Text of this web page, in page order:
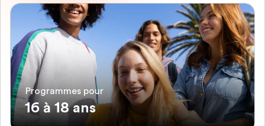
Programmes pour
16 à 18 ans